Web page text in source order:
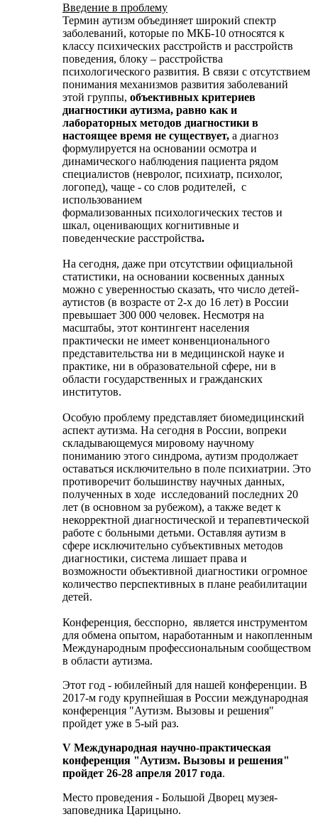
Введение в проблему
Термин аутизм объединяет широкий спектр
заболеваний, которые по МКБ-10 относятся к
классу психических расстройств и расстройств
поведения, блоку – расстройства
психологического развития. В связи с отсутствием
понимания механизмов развития заболеваний
этой группы, объективных критериев
диагностики аутизма, равно как и
лабораторных методов диагностики в
настоящее время не существует, а диагноз
формулируется на основании осмотра и
динамического наблюдения пациента рядом
специалистов (невролог, психиатр, психолог,
логопед), чаще - со слов родителей, с
использованием
формализованных психологических тестов и
шкал, оценивающих когнитивные и
поведенческие расстройства.
На сегодня, даже при отсутствии официальной
статистики, на основании косвенных данных
можно с уверенностью сказать, что число детей-
аутистов (в возрасте от 2-х до 16 лет) в России
превышает 300 000 человек. Несмотря на
масштабы, этот контингент населения
практически не имеет конвенционального
представительства ни в медицинской науке и
практике, ни в образовательной сфере, ни в
области государственных и гражданских
институтов.
Особую проблему представляет биомедицинский
аспект аутизма. На сегодня в России, вопреки
складывающемуся мировому научному
пониманию этого синдрома, аутизм продолжает
оставаться исключительно в поле психиатрии. Это
противоречит большинству научных данных,
полученных в ходе исследований последних 20
лет (в основном за рубежом), а также ведет к
некорректной диагностической и терапевтической
работе с больными детьми. Оставляя аутизм в
сфере исключительно субъективных методов
диагностики, система лишает права и
возможности объективной диагностики огромное
количество перспективных в плане реабилитации
детей.
Конференция, бесспорно, является инструментом
для обмена опытом, наработанным и накопленным
Международным профессиональным сообществом
в области аутизма.
Этот год - юбилейный для нашей конференции. В
2017-м году крупнейшая в России международная
конференция "Аутизм. Вызовы и решения"
пройдет уже в 5-ый раз.
V Международная научно-практическая
конференция "Аутизм. Вызовы и решения"
пройдет 26-28 апреля 2017 года.
Место проведения - Большой Дворец музея-
заповедника Царицыно.